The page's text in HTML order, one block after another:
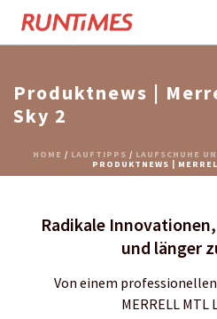
Produktnews |
Sky 2
HOME / LAUFTIPPS / LAUFSCHUHE
PRODUKTNEWS |
Radikale
und länger
Von einem
MERRELL MTL